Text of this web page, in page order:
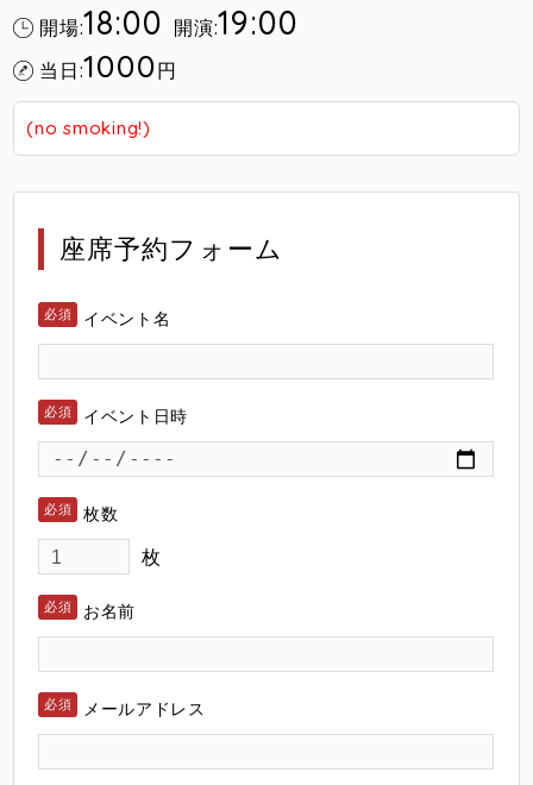
開場:18:00 開演:19:00
当日:1000円
(no smoking!)
座席予約フォーム
イベント名
イベント日時
枚数
枚
お名前
メールアドレス